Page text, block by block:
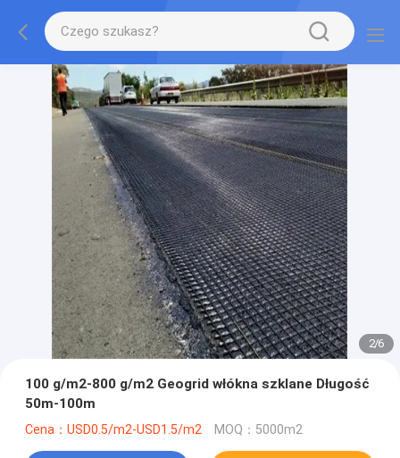
2/6
100 g/m2-800 g/m2 Geogrid włókna szklane Długość
50m-100m
Cena：USD0.5/m2-USD1.5/m2 MOQ：5000m2